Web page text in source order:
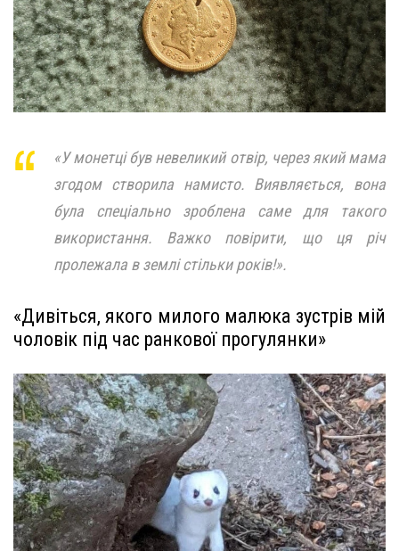
«У монетці був невеликий отвір, через який мама
згодом створила намисто. Виявляється, вона
була спеціально зроблена саме для такого
використання. Важко повірити, що ця річ
пролежала в землі стільки років!».
«Дивіться, якого милого малюка зустрів мій
чоловік під час ранкової прогулянки»